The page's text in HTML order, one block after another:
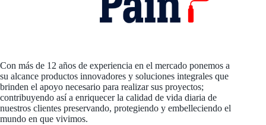
Con más de 12 años de experiencia en el mercado ponemos a
su alcance productos innovadores y soluciones integrales que
brinden el apoyo necesario para realizar sus proyectos;
contribuyendo así a enriquecer la calidad de vida diaria de
nuestros clientes preservando, protegiendo y embelleciendo el
mundo en que vivimos.